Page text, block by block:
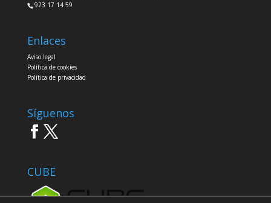
923 17 14 59
Enlaces
Aviso legal
Política de cookies
Política de privacidad
Síguenos
CUBE